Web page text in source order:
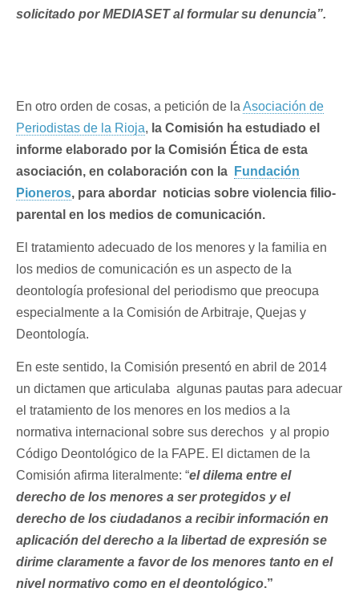
solicitado por MEDIASET al formular su denuncia”.
En otro orden de cosas, a petición de la Asociación de
Periodistas de la Rioja, la Comisión ha estudiado el
informe elaborado por la Comisión Ética de esta
asociación, en colaboración con la
Fundación
Pioneros, para abordar noticias sobre violencia filio-
parental en los medios de comunicación.
El tratamiento adecuado de los menores y la familia en
los medios de comunicación es un aspecto de la
deontología profesional del periodismo que preocupa
especialmente a la Comisión de Arbitraje, Quejas y
Deontología.
En este sentido, la Comisión presentó en abril de 2014
un dictamen que articulaba algunas pautas para adecuar
el tratamiento de los menores en los medios a la
normativa internacional sobre sus derechos y al propio
Código Deontológico de la FAPE. El dictamen de la
Comisión afirma literalmente: “el dilema entre el
derecho de los menores a ser protegidos y el
derecho de los ciudadanos a recibir información en
aplicación del derecho a la libertad de expresión se
dirime claramente a favor de los menores tanto en el
nivel normativo como en el deontológico.”